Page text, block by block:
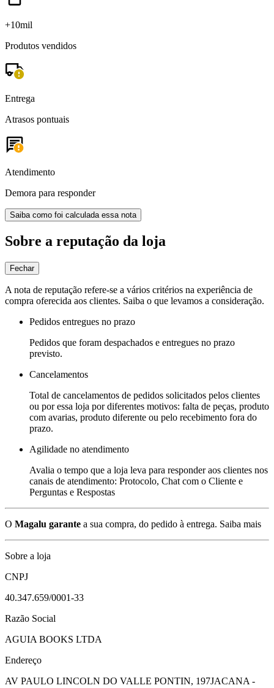
+10mil
Produtos vendidos
Entrega
Atrasos pontuais
Atendimento
Demora para responder
Saiba como foi calculada essa nota
Sobre a reputação da loja
Fechar
A nota de reputação refere-se a vários critérios na experiência de
compra oferecida aos clientes. Saiba o que levamos a consideração.
Pedidos entregues no prazo
Pedidos que foram despachados e entregues no prazo
previsto.
Cancelamentos
Total de cancelamentos de pedidos solicitados pelos clientes
ou por essa loja por diferentes motivos: falta de peças, produto
com avarias, produto diferente ou pelo recebimento fora do
prazo.
Agilidade no atendimento
Avalia o tempo que a loja leva para responder aos clientes nos
canais de atendimento: Protocolo, Chat com o Cliente e
Perguntas e Respostas
O Magalu garante a sua compra, do pedido à entrega. Saiba mais
Sobre a loja
CNPJ
40.347.659/0001-33
Razão Social
AGUIA BOOKS LTDA
Endereço
AV PAULO LINCOLN DO VALLE PONTIN, 197JACANA -